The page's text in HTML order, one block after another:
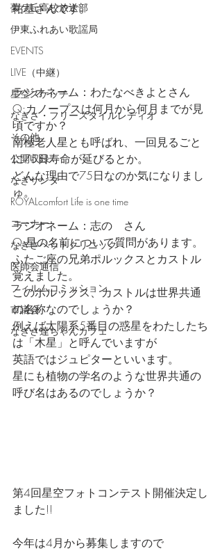
夢ケ丘高校放送部
伊東ふれあい歌謡局
EVENTS
LIVE（中継）
星空スケッチ
なぎさ・フリースタイルレディオ
その他
公開収録
なぎサンタ
ROYALcomfort Life is one time
コーナー
なぎさペットクリニック
医師会通信
フィルムコミッション
市議会
なぎさ達ちゃんカフェ
祐基さんです。
ラジオネーム：わたなべきよとさん
Q:カノープスは何月から何月までが見
頃ですか？
南極老人星とも呼ばれ、一回見るごと
に75日寿命が延びるとか。
どんな理由で75日なのか気になりまし
ゅ。
ラジオネーム：志の　さん
Q:星の名前について質問があります。
ふたご座の兄弟ポルックスとカストル
覚えました。
このポルックス、カストルは世界共通
の名称なのでしょうか？
例えば太陽系5番目の惑星をわたしたち
は「木星」と呼んでいますが
英語ではジュピターといいます。
星にも植物の学名のような世界共通の
呼び名はあるのでしょうか？
第4回星空フォトコンテスト開催決定し
ました!!
今年は4月から募集しますので